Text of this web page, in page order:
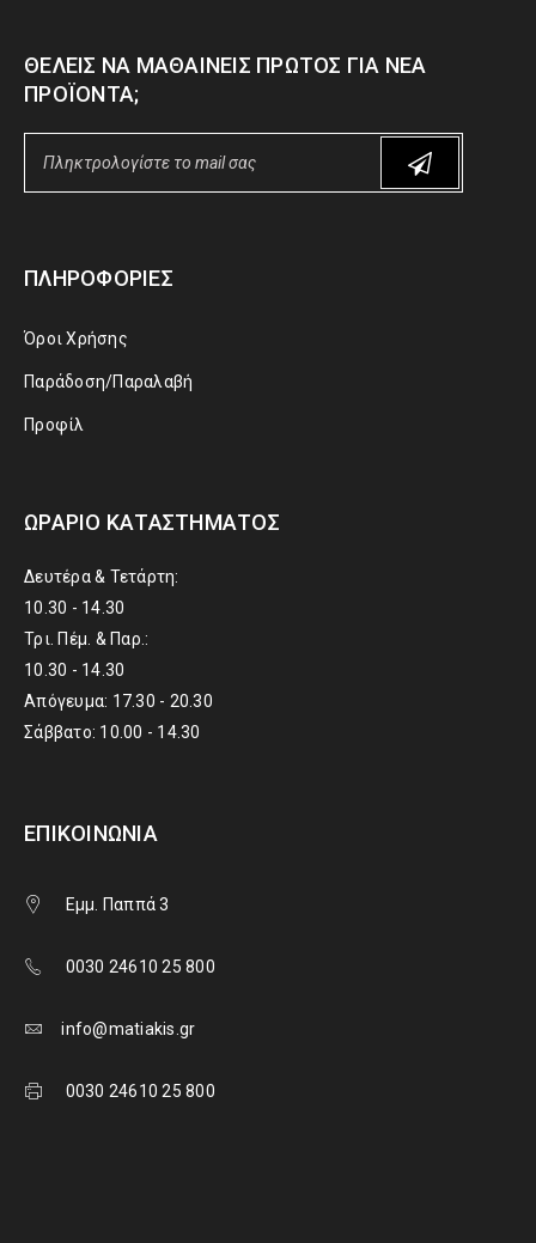
ΘΈΛΕΙΣ ΝΑ ΜΑΘΑΊΝΕΙΣ ΠΡΏΤΟΣ ΓΙΑ ΝΈΑ
ΠΡΟΪΌΝΤΑ;
ΠΛΗΡΟΦΟΡΊΕΣ
Όροι Χρήσης
Παράδοση/Παραλαβή
Προφίλ
ΩΡΆΡΙΟ ΚΑΤΑΣΤΉΜΑΤΟΣ
Δευτέρα & Τετάρτη:
10.30 - 14.30
Τρι. Πέμ. & Παρ.:
10.30 - 14.30
Απόγευμα: 17.30 - 20.30
Σάββατο: 10.00 - 14.30
ΕΠΙΚΟΙΝΩΝΊΑ
Εμμ. Παππά 3
0030 24610 25 800
info@matiakis.gr
0030 24610 25 800